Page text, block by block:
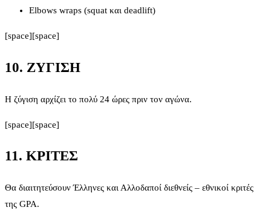
Elbows wraps (squat και deadlift)
[space][space]
10. ΖΥΓΙΣΗ
H ζύγιση αρχίζει το πολύ 24 ώρες πριν τον αγώνα.
[space][space]
11. ΚΡΙΤΕΣ
Θα διαιτητεύσουν Έλληνες και Αλλοδαποί διεθνείς – εθνικοί κριτές
της GPA.